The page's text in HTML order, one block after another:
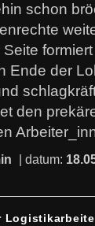
schon
Ende der
den
| datum: